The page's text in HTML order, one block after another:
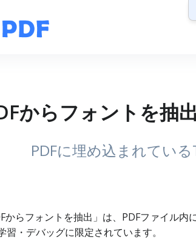
からフォントを抽
PDFに埋め込まれてい
からフォントを抽出」は、PDFファイル
習・デバッグに限定されています。